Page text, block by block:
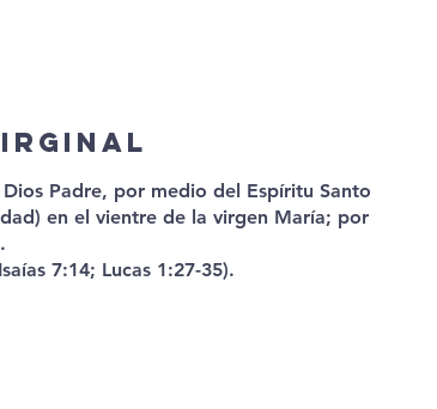
Padre, por medio del Espíritu Santo
en el vientre de la virgen María; por
7:14; Lucas 1:27-35).